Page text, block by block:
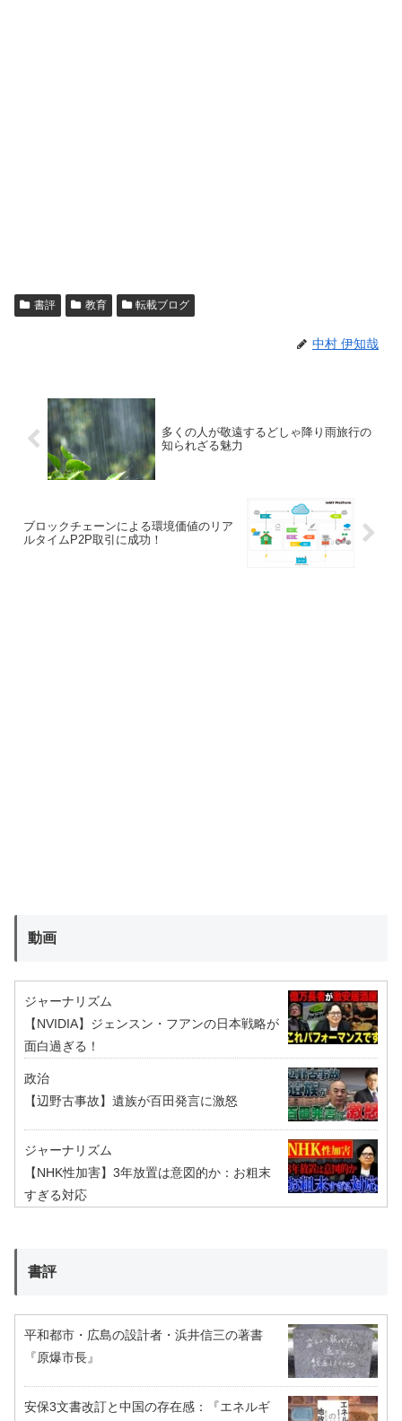
書評 教育 転載ブログ
中村 伊知哉
多くの人が敬遠するどしゃ降り雨旅行の
知られざる魅力
ブロックチェーンによる環境価値のリア
ルタイムP2P取引に成功！
動画
ジャーナリズム
【NVIDIA】ジェンスン・フアンの日本戦略が
面白過ぎる！
政治
【辺野古事故】遺族が百田発言に激怒
ジャーナリズム
【NHK性加害】3年放置は意図的か：お粗末
すぎる対応
書評
平和都市・広島の設計者・浜井信三の著書
『原爆市長』
安保3文書改訂と中国の存在感：『エネルギ